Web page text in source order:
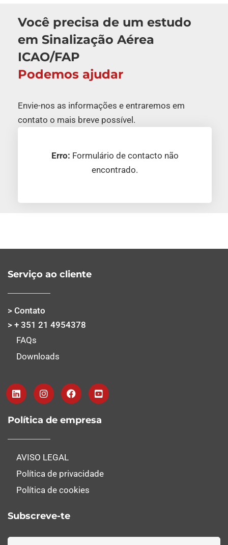
Você precisa de um estudo
em Sinalização Aérea
ICAO/FAP
Podemos ajudar
Envie-nos as informações e entraremos em
contato o mais breve possível.
Erro: Formulário de contacto não
encontrado.
Serviço ao cliente
> Contato
> + 351 21 4954378
FAQs
Downloads
Política de empresa
AVISO LEGAL
Política de privacidade
Política de cookies
Subscreve-te